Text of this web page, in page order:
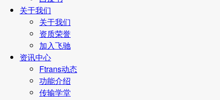
关于我们
关于我们
资质荣誉
加入飞驰
资讯中心
Ftrans动态
功能介绍
传输学堂